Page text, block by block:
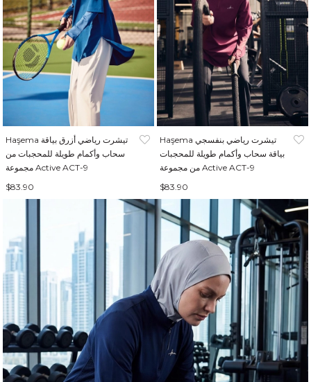
Haşema تيشرت رياضي أزرق بياقة
سحاب وأكمام طويلة للمحجبات من
مجموعة Active ACT-9
$83.90
Haşema تيشرت رياضي بنفسجي
بياقة سحاب وأكمام طويلة للمحجبات
من مجموعة Active ACT-9
$83.90